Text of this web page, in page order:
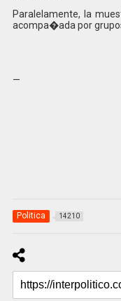
Paralelamente, la
acompa�ada por
—
Politica 14210